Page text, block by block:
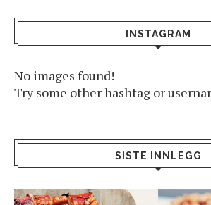
INSTAGRAM
No images found!
Try some other hashtag or
SISTE INNLEGG